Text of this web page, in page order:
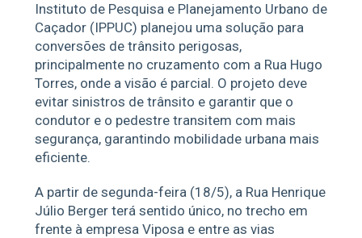
Instituto de Pesquisa e Planejamento Urbano de
Caçador (IPPUC) planejou uma solução para
conversões de trânsito perigosas,
principalmente no cruzamento com a Rua Hugo
Torres, onde a visão é parcial. O projeto deve
evitar sinistros de trânsito e garantir que o
condutor e o pedestre transitem com mais
segurança, garantindo mobilidade urbana mais
eficiente.
A partir de segunda-feira (18/5), a Rua Henrique
Júlio Berger terá sentido único, no trecho em
frente à empresa Viposa e entre as vias